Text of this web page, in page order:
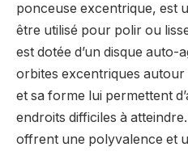
ponceuse excentrique, est
être utilisé pour polir ou
est dotée d’un disque
orbites excentriques autour
et sa forme lui permettent
endroits difficiles à
offrent une polyvalence et